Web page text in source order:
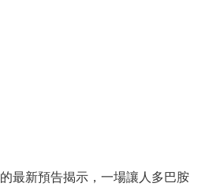
的最新預告揭示，一場讓人多巴胺